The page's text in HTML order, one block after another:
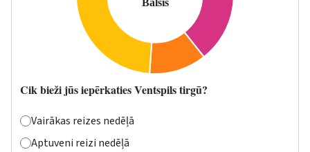
Cik bieži jūs iepērkaties Ventspils tirgū?
Vairākas reizes nedēļā
Aptuveni reizi nedēļā